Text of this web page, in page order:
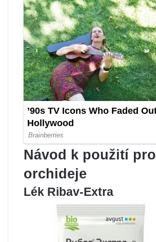
Návod k použití pro
orchideje
Lék Ribav-Extra